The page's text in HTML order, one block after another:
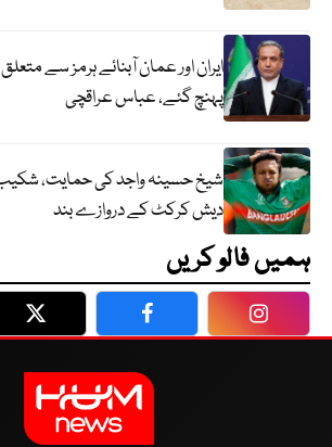
ایران اور عمان آبنائے ہرمز سے
پہنچ گئے، عباس عراقچی
شیخ حسینہ واجد کی حمایت، شکیب
دیش کرکٹ کے دروازے بند
ہمیں فالو کریں
Twitter Facebook